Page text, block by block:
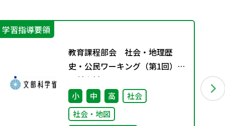
学習指導要領
教育課程部会 社会・地理歴
史・公民ワーキング（第1回）
配付資料
小 中 高
社会
社会・地図